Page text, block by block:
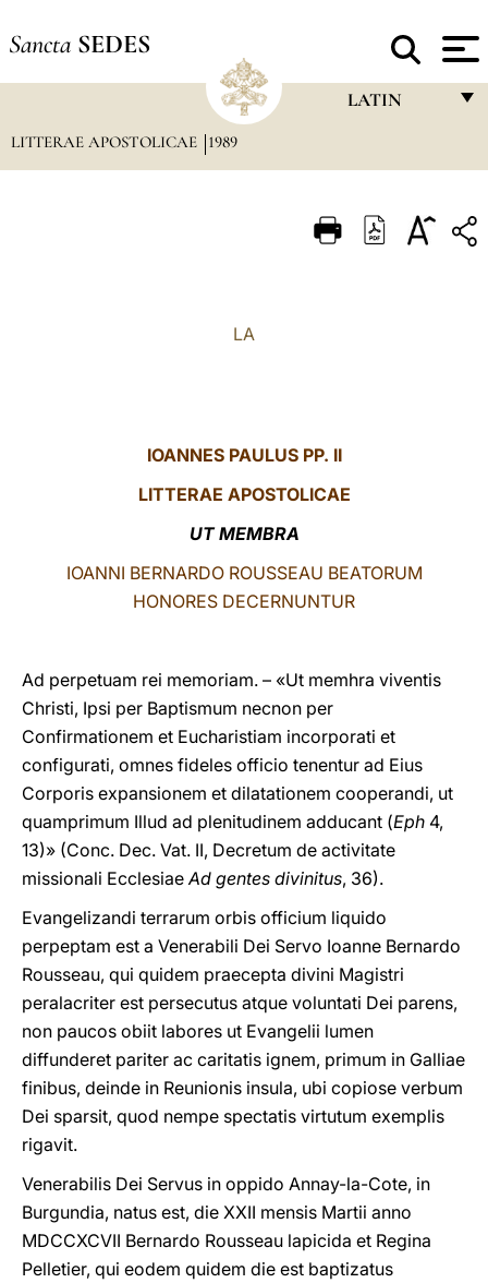
Sancta SEDES
LATIN
ITALIANO
中文
LITTERAE APOSTOLICAE 1989
LA
IOANNES PAULUS PP. II
LITTERAE APOSTOLICAE
UT MEMBRA
IOANNI BERNARDO ROUSSEAU BEATORUM
HONORES DECERNUNTUR
Ad perpetuam rei memoriam. – «Ut memhra viventis
Christi, Ipsi per Baptismum necnon per
Confirmationem et Eucharistiam incorporati et
configurati, omnes fideles officio tenentur ad Eius
Corporis expansionem et dilatationem cooperandi, ut
quamprimum Illud ad plenitudinem adducant (Eph 4,
13)» (Conc. Dec. Vat. II, Decretum de activitate
missionali EcclesiaeAd gentes divinitus, 36).
Evangelizandi terrarum orbis officium liquido
perpeptam est a Venerabili Dei Servo Ioanne Bernardo
Rousseau, qui quidem praecepta divini Magistri
peralacriter est persecutus atque voluntati Dei parens,
non paucos obiit labores ut Evangelii lumen
diffunderet pariter ac caritatis ignem, primum in Galliae
finibus, deinde in Reunionis insula, ubi copiose verbum
Dei sparsit, quod nempe spectatis virtutum exemplis
rigavit.
Venerabilis Dei Servus in oppido Annay-la-Cote, in
Burgundia, natus est, die XXII mensis Martii anno
MDCCXCVII Bernardo Rousseau lapicida et Regina
Pelletier, qui eodem quidem die est baptizatus